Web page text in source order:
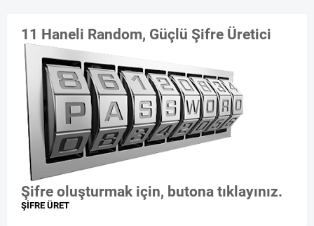
11 Haneli Random, Güçlü Şifre Üretici
Şifre oluşturmak için, butona tıklayınız.
ŞİFRE ÜRET